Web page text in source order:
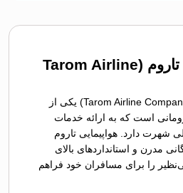
شرکت هواپیمایی تاروم (Tarom Airline
شرکت هواپیمایی تاروم (Tarom Airline Company) یکی از
است که به ارائه خدمات
شهرت دارد. هواپیمایی تاروم
مدرن و استانداردهای بالای
را برای مسافران خود فراهم